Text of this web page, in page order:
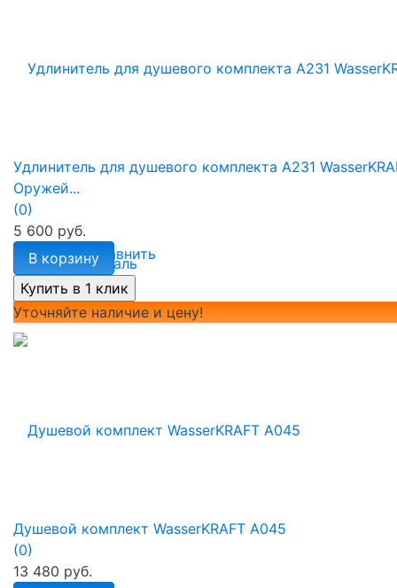
избранное сравнить
Удлинитель для душевого комплекта A231
Оружей...
(0)
5 600 руб.
В корзину
Уточняйте наличие и цену!
Душевой комплект WasserKRAFT A045
(0)
13 480 руб.